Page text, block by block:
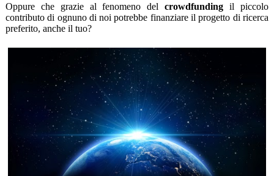
Oppure che grazie al fenomeno delcrowdfunding il piccolo
contributo di ognuno di noi potrebbe finanziare il progetto di ricerca
preferito, anche il tuo?